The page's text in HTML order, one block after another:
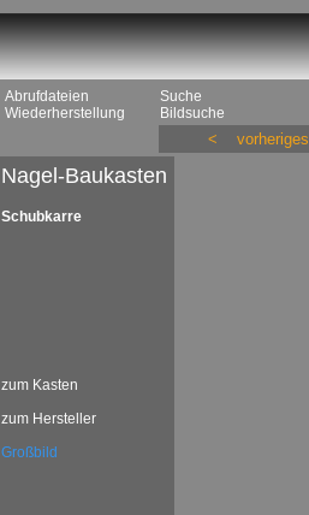
Abrufdateien
Wiederherstellung
Suche
Bildsuche
< vorheriges
Nagel-Baukasten
Schubkarre
zum Kasten
zum Hersteller
Großbild